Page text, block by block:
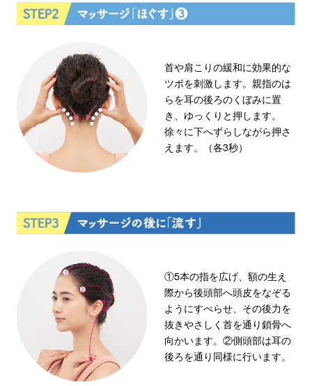
首や肩こりの緩和に効果的な
ツボを刺激します。親指のは
らを耳の後ろのくぼみに置
き、ゆっくりと押します。
徐々に下へずらしながら押さ
えます。（各3秒）
①5本の指を広げ、額の生え
際から後頭部へ頭皮をなぞる
ようにすべらせ、その後力を
抜きやさしく首を通り鎖骨へ
向かいます。②側頭部は耳の
後ろを通り同様に行います。